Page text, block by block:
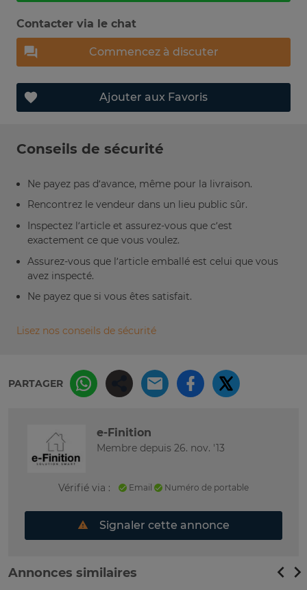
Contacter via le chat
Commencez à discuter
Ajouter aux Favoris
Conseils de sécurité
Ne payez pas d’avance, même pour la livraison.
Rencontrez le vendeur dans un lieu public sûr.
Inspectez l’article et assurez-vous que c’est
exactement ce que vous voulez.
Assurez-vous que l’article emballé est celui que vous
avez inspecté.
Ne payez que si vous êtes satisfait.
Lisez nos conseils de sécurité
PARTAGER
e-Finition
Membre depuis 26. nov. '13
Vérifié via : Email Numéro de portable
Signaler cette annonce
Annonces similaires